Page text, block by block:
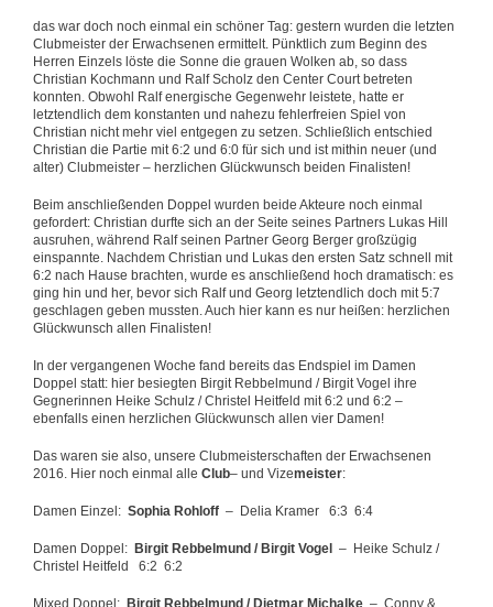
das war doch noch einmal ein schöner Tag: gestern wurden die letzten
Clubmeister der Erwachsenen ermittelt. Pünktlich zum Beginn des
Herren Einzels löste die Sonne die grauen Wolken ab, so dass
Christian Kochmann und Ralf Scholz den Center Court betreten
konnten. Obwohl Ralf energische Gegenwehr leistete, hatte er
letztendlich dem konstanten und nahezu fehlerfreien Spiel von
Christian nicht mehr viel entgegen zu setzen. Schließlich entschied
Christian die Partie mit 6:2 und 6:0 für sich und ist mithin neuer (und
alter) Clubmeister – herzlichen Glückwunsch beiden Finalisten!
Beim anschließenden Doppel wurden beide Akteure noch einmal
gefordert: Christian durfte sich an der Seite seines Partners Lukas Hill
ausruhen, während Ralf seinen Partner Georg Berger großzügig
einspannte. Nachdem Christian und Lukas den ersten Satz schnell mit
6:2 nach Hause brachten, wurde es anschließend hoch dramatisch: es
ging hin und her, bevor sich Ralf und Georg letztendlich doch mit 5:7
geschlagen geben mussten. Auch hier kann es nur heißen: herzlichen
Glückwunsch allen Finalisten!
In der vergangenen Woche fand bereits das Endspiel im Damen
Doppel statt: hier besiegten Birgit Rebbelmund / Birgit Vogel ihre
Gegnerinnen Heike Schulz / Christel Heitfeld mit 6:2 und 6:2 –
ebenfalls einen herzlichen Glückwunsch allen vier Damen!
Das waren sie also, unsere Clubmeisterschaften der Erwachsenen
2016. Hier noch einmal alle Club– und Vizemeister:
Damen Einzel: Sophia Rohloff – Delia Kramer 6:3 6:4
Damen Doppel: Birgit Rebbelmund / Birgit Vogel
– Heike Schulz /
Christel Heitfeld 6:2 6:2
Mixed Doppel: Birgit Rebbelmund / Dietmar Michalke – Conny &